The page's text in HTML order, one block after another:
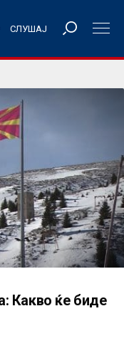
СЛУШАЈ
Какво ќе биде